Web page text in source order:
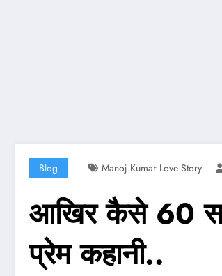
Blog Manoj Kumar Love Story
आखिर कैसे 60
प्रेम कहानी..